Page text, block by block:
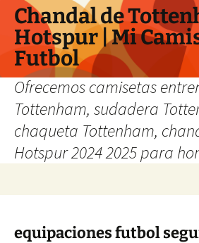
Chandal de
Hotspur | Mi
Futbol
Ofrecemos camisetas
Tottenham, sudadera
chaqueta Tottenham,
Hotspur 2024 2025 para
equipaciones futbol